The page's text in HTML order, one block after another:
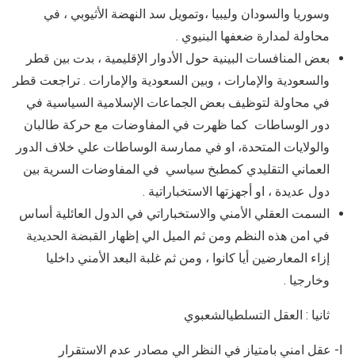
وسوريا والسودان وليبيا ،وتمويل سد النهضة الأثيوبي ، في
محاولة لمدارة ضعفها البنيوي .
بعض المنافسات البينية حول الأدوار الإقليمية ، بدت بين قطر
والسعودية والإمارات ، وبين السعودية والإمارات . تراجعت قطر
في محاولة لتوظيف بعض الجماعات الإسلامية السياسية في
دور الوساطات كما ظهرت في المفاوضات مع حركة طالبان
والولايات المتحدة، او في ممارسة الوساطات علي خلاف الدور
العماني التقليدي كمطبخ سياسي في المفاوضات السرية بين
دول عديدة ، او أجهزتها الاستخباراتية .
السمت العقلي الأمني والاستخباراتي في الدول العائلية أساس
في امن هذه النظم ومن ثم الميل الي إظهار القبضة الحديدية
إزاء المعارضين أيا كانوا ، ومن ثم غلبة البعد الأمني داخليا
وخارجيا .
ثانيا : العقل التسلطيالشعبوي
ا- عقل امني بامتياز في النظر الي مصادر عدم الاستقرار